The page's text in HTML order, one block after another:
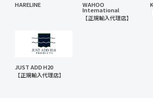
HARELINE WAHOO
International
【正規輸入代理店】
JUST ADD H20
【正規輸入代理店】